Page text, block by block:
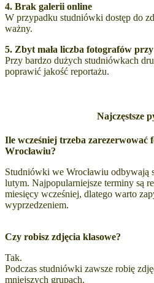
4. Brak galerii online
W przypadku studniówki dostęp do
ważny.
5. Zbyt mała liczba fotografów
Przy bardzo dużych studniówkach
poprawić jakość reportażu.
Najczęstsze
Ile wcześniej trzeba zarezerwować
Wrocławiu?
Studniówki we Wrocławiu odbywają
lutym. Najpopularniejsze terminy są
miesięcy wcześniej, dlatego warto
wyprzedzeniem.
Czy robisz zdjęcia klasowe?
Tak.
Podczas studniówki zawsze robię
mniejszych grupach.